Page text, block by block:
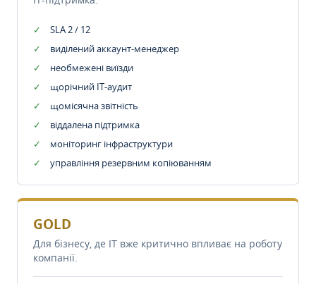
SLA 2 / 12
виділений аккаунт-менеджер
необмежені виїзди
щорічний IT-аудит
щомісячна звітність
віддалена підтримка
моніторинг інфраструктури
управління резервним копіюванням
GOLD
Для бізнесу, де IT вже критично впливає на роботу
компанії.